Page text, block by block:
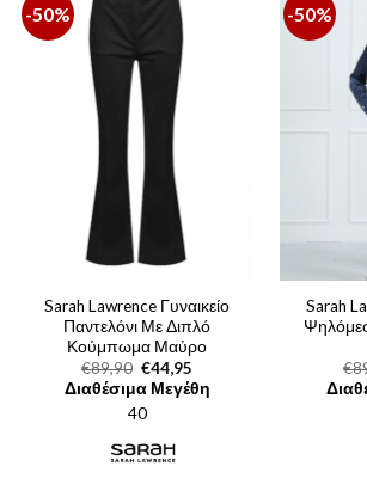
-50%
Sarah Lawrence Γυναικείο
Παντελόνι Με Διπλό
Κούμπωμα Μαύρο
€89,90 Original
price
was:
€89,90.
€44,95
τρέχουσα
τιμή
Διαθέσιμα Μεγέθη
40
-50%
Sarah
€